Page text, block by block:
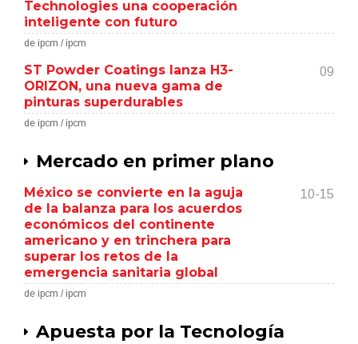
Technologies una cooperación
inteligente con futuro
de ipcm / ipcm
ST Powder Coatings lanza H3-
ORIZON, una nueva gama de
pinturas superdurables
09
de ipcm / ipcm
Mercado en primer plano
México se convierte en la aguja
de la balanza para los acuerdos
económicos del continente
americano y en trinchera para
superar los retos de la
emergencia sanitaria global
10-15
de ipcm / ipcm
Apuesta por la Tecnología